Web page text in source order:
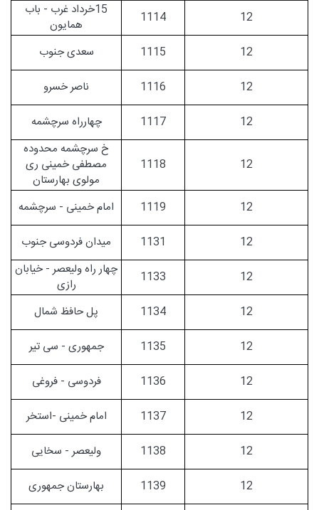
12
1114
15خرداد غرب - باب
همایون
12
1115
سعدی جنوب
12
1116
ناصر خسرو
12
1117 چهارراه سرچشمه
12
1118
خ سرچشمه محدوده
مصطفی خمینی ری
مولوی بهارستان
12
1119
امام خمینی - سرچشمه
12
1131
میدان فردوسی جنوب
12
1133
چهار راه ولیعصر - خیابان
رازی
12
1134
پل حافظ شمال
12
1135
جمهوری - سی تیر
12
1136
فردوسی - فروغی
12
1137
امام خمینی -استخر
12
1138
ولیعصر - سخایی
12
1139
بهارستان جمهوری